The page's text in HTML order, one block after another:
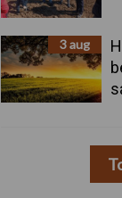
3 aug